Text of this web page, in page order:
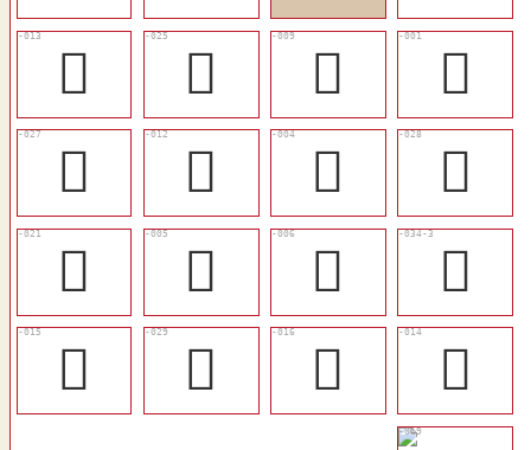
󴗉
󴗒 󴗅
𥻔
󴗔
󴗈 𥻎
󴗕
󴗏
𥼇 𥼈
𥻰
󴗋
󴗖 󴗌 󴗊